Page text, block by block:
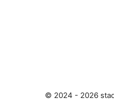
© 2024 - 2026